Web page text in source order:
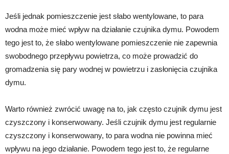
Jeśli jednak pomieszczenie jest słabo wentylowane, to para
wodna może mieć wpływ na działanie czujnika dymu. Powodem
tego jest to, że słabo wentylowane pomieszczenie nie zapewnia
swobodnego przepływu powietrza, co może prowadzić do
gromadzenia się pary wodnej w powietrzu i zasłonięcia czujnika
dymu.
Warto również zwrócić uwagę na to, jak często czujnik dymu jest
czyszczony i konserwowany. Jeśli czujnik dymu jest regularnie
czyszczony i konserwowany, to para wodna nie powinna mieć
wpływu na jego działanie. Powodem tego jest to, że regularne